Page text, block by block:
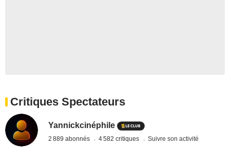
Critiques Spectateurs
Yannickcinéphile
2 889 abonnés 4 582 critiques Suivre son activité